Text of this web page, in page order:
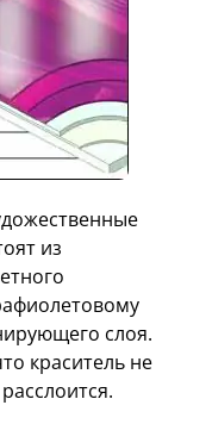
из
слоя.
краситель не